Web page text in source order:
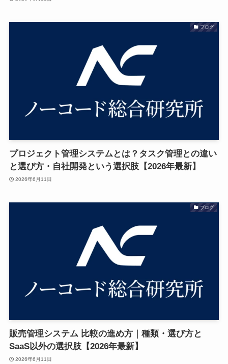
ブログ
プロジェクト管理システムとは？タスク管理との違い
と選び方・自社開発という選択肢【2026年最新】
2026年6月11日
ブログ
販売管理システム 比較の進め方｜種類・選び方と
SaaS以外の選択肢【2026年最新】
2026年6月11日